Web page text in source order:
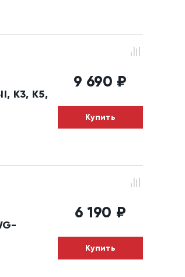
K3, K5,
9 690 ₽
Купить
6 190 ₽
Купить